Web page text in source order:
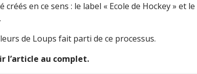
créés en ce sens : le label « Ecole de Hockey » et le
de Loups fait parti de ce processus.
l’article au complet.